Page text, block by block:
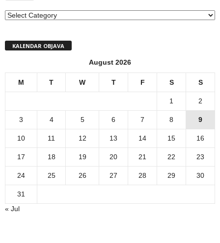
MENI
KALENDAR OBJAVA
August 2026
M T W T F S S
1 2
3 4 5 6 7 8 9
10 11 12 13 14 15 16
17 18 19 20 21 22 23
24 25 26 27 28 29 30
31
« Jul